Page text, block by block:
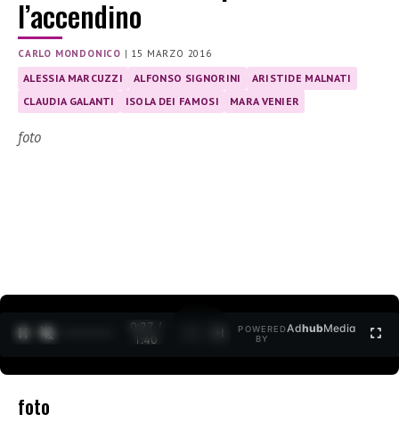
l’accendino
CARLO MONDONICO | 15 MARZO 2016
ALESSIA MARCUZZI ALFONSO SIGNORINI
ARISTIDE MALNATI
CLAUDIA GALANTI
ISOLA DEI FAMOSI MARA VENIER
foto
0:27 /
1:40
POWERED
BY
AdhubMedia
foto